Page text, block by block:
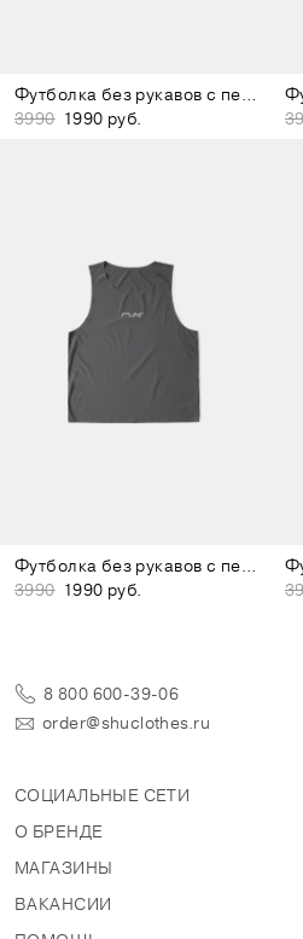
Футболка без рукавов с перфорацией бежевая
3990 1990 руб.
Футболка без рукавов с перфорацией тёмно-серая
3990 1990 руб.
8 800 600-39-06
order@shuclothes.ru
СОЦИАЛЬНЫЕ СЕТИ
О БРЕНДЕ
МАГАЗИНЫ
ВАКАНСИИ